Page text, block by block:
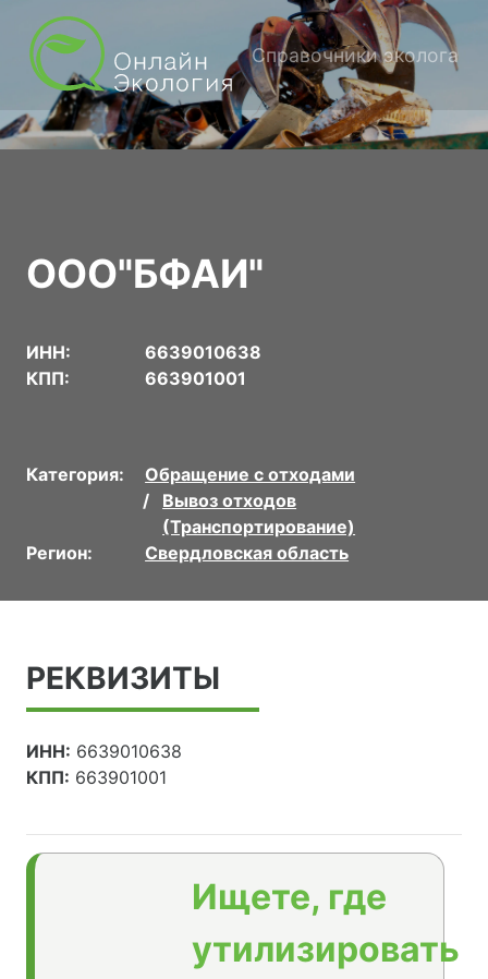
Справочники эколога
ООО"БФАИ"
ИНН:
6639010638
КПП:
663901001
Категория:
Обращение с отходами
Вывоз отходов
(Транспортирование)
Регион:
Свердловская область
РЕКВИЗИТЫ
ИНН: 6639010638
КПП: 663901001
Ищете, где
утилизировать